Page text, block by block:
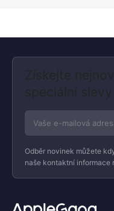
Získejte
speciální slevy
Odběr novinek můžete
naše kontaktní informace